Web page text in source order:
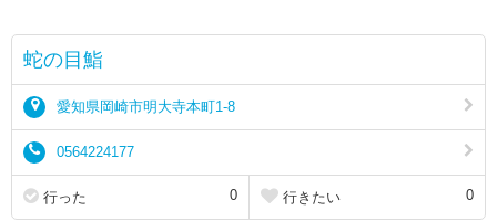
蛇の目鮨
愛知県岡崎市明大寺本町1-8
0564224177
行った 0 行きたい 0